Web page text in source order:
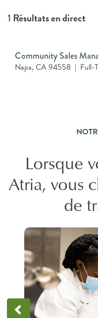
1 Résultats en direct
Community Sales
Napa, CA 94558 | Full-
Lorsque
Atria, vous
de